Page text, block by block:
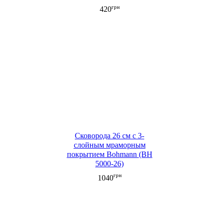
420грн
Сковорода 26 см с 3-
слойным мраморным
покрытием Bohmann (BH
5000-26)
1040грн